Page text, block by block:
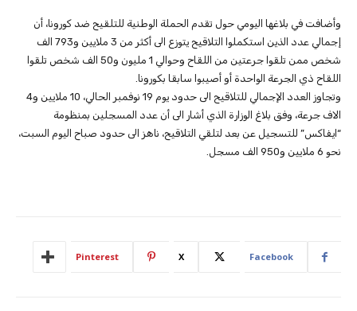
وأضافت في بلاغها اليومي حول تقدم الحملة الوطنية للتلقيح ضد كورونا، أن
إجمالي عدد الذين استكملوا التلاقيح يتوزع الى أكثر من 3 ملايين و793 الف
شخص ممن تلقوا جرعتين من اللقاح وحوالي 1 مليون و50 الف شخص تلقوا
اللقاح ذي الجرعة الواحدة أو أصيبوا سابقا بكورونا.
وتجاوز العدد الإجمالي للتلاقيح الى حدود يوم 19 نوفمبر الحالي، 10 ملايين و4
الاف جرعة، وفق بلاغ الوزارة الذي أشار الى أن عدد المسجلين بمنظومة
“ايفاكس” للتسجيل عن بعد لتلقي التلاقيح، ناهز الى حدود صباح اليوم السبت،
نحو 6 ملايين و950 الف مسجل.
Facebook
X
Pinterest